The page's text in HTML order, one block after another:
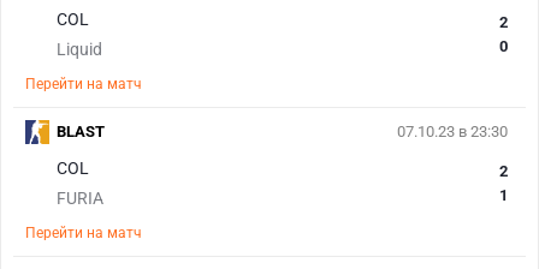
COL
Liquid
2
0
Перейти на матч
07.10.23 в 23:30
COL
FURIA
2
1
Перейти на матч
BLAST